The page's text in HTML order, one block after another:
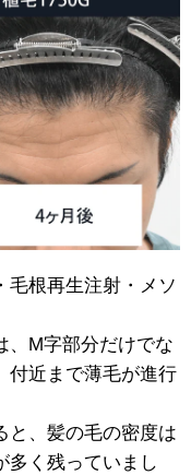
毛根再生注射・メソ
、M字部分だけでな
付近まで薄毛が進行
と、髪の毛の密度は
多く残っていまし